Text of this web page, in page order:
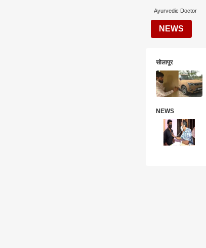
Ayurvedic Doctor
NEWS
सोलापूर
NEWS